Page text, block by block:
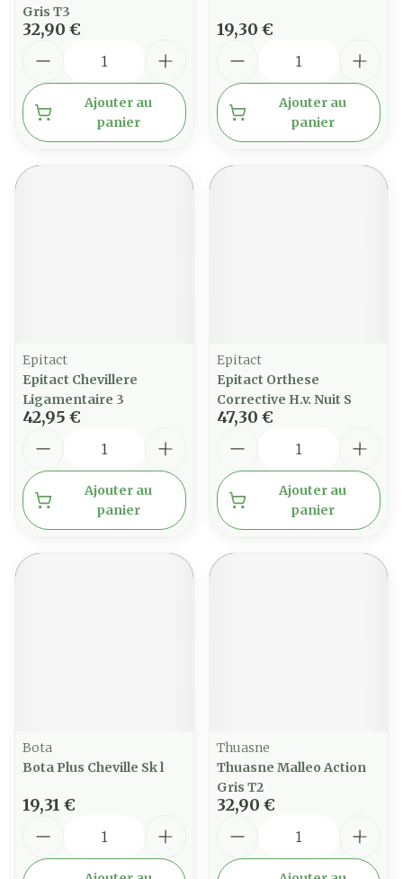
Gris T3
32,90 €
Ajouter au
panier
19,30 €
Ajouter au
panier
Epitact
Epitact Chevillere
Ligamentaire 3
42,95 €
Ajouter au
panier
Epitact
Epitact Orthese
Corrective H.v. Nuit S
47,30 €
Ajouter au
panier
Bota
Bota Plus Cheville Sk l
19,31 €
Thuasne
Thuasne Malleo Action
Gris T2
32,90 €